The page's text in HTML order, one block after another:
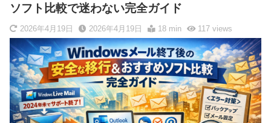
ソフト比較で迷わない完全ガイド
2026年4月19日 2026年4月19日 18 min 117 views